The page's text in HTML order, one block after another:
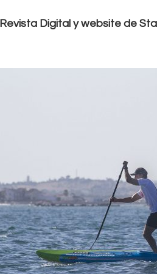
Revista Digital y website de